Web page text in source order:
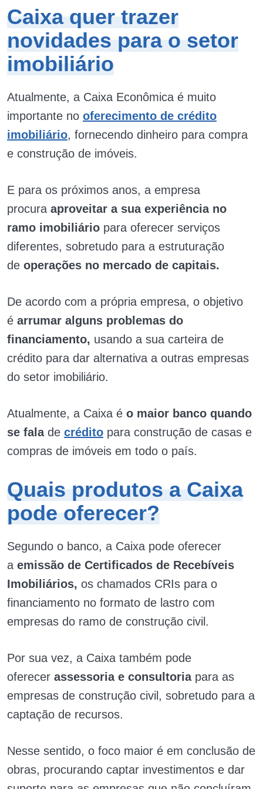
Caixa quer trazer
novidades para o setor
imobiliário
Atualmente, a Caixa Econômica é muito
importante no oferecimento de crédito
imobiliário, fornecendo dinheiro para compra
e construção de imóveis.
E para os próximos anos, a empresa
procura aproveitar a sua experiência no
ramo imobiliário para oferecer serviços
diferentes, sobretudo para a estruturação
de operações no mercado de capitais.
De acordo com a própria empresa, o objetivo
é arrumar alguns problemas do
financiamento, usando a sua carteira de
crédito para dar alternativa a outras empresas
do setor imobiliário.
Atualmente, a Caixa é o maior banco quando
se fala de crédito para construção de casas e
compras de imóveis em todo o país.
Quais produtos a Caixa
pode oferecer?
Segundo o banco, a Caixa pode oferecer
a emissão de Certificados de Recebíveis
Imobiliários, os chamados CRIs para o
financiamento no formato de lastro com
empresas do ramo de construção civil.
Por sua vez, a Caixa também pode
oferecer assessoria e consultoria para as
empresas de construção civil, sobretudo para a
captação de recursos.
Nesse sentido, o foco maior é em conclusão de
obras, procurando captar investimentos e dar